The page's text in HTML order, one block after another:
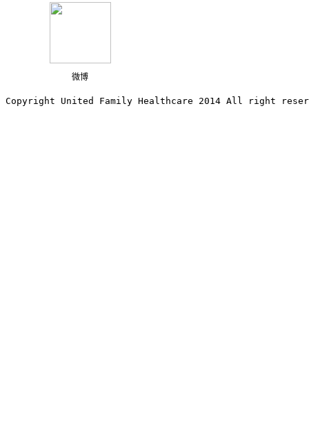
微博
Copyright United Family Healthcare 2014 All right